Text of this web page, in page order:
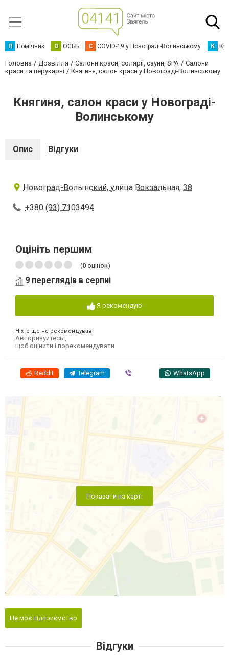
П Помічник О ОСББ C COVID-19 у Новограді-Волинському К
Головна Дозвілля Салони краси, солярії, сауни, SPA
Салони
краси та перукарні
Княгиня, салон краси у Новограді-Волинському
Княгиня, салон краси у Новограді-
Волинському
Опис Відгуки
Новоград-Волынский, улица Вокзальная, 38
+380 (93) 7103494
Оцініть першим
(0 оцінок)
9 переглядів в серпні
Я рекомендую
Ніхто ще не рекомендував
Авторизуйтесь
щоб оцінити і порекомендувати
Reddit Telegram WhatsApp
Показати на карті
Це моє підприємство
Відгуки